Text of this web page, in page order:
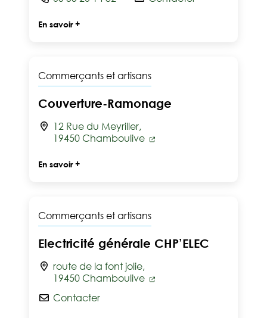
En savoir +
Commerçants et artisans
Couverture-Ramonage
12 Rue du Meyriller,
19450 Chamboulive
En savoir +
Commerçants et artisans
Electricité générale CHP’ELEC
route de la font jolie,
19450 Chamboulive
Contacter